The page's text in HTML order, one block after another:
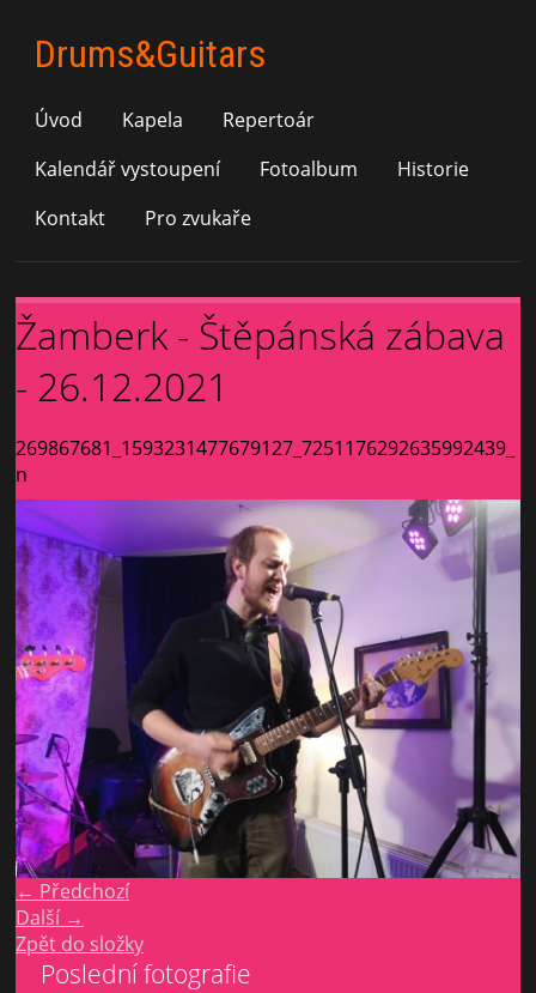
Drums&Guitars
Úvod Kapela
Repertoár
Kalendář vystoupení
Fotoalbum
Historie
Kontakt
Pro zvukaře
Žamberk - Štěpánská zábava
- 26.12.2021
269867681_1593231477679127_7251176292635992439_
n
← Předchozí
Další →
Zpět do složky
Poslední fotografie